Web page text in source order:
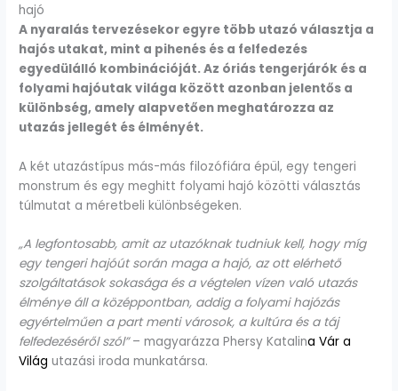
hajó
A nyaralás tervezésekor egyre több utazó választja a
hajós utakat, mint a pihenés és a felfedezés
egyedülálló kombinációját. Az óriás tengerjárók és a
folyami hajóutak világa között azonban jelentős a
különbség, amely alapvetően meghatározza az
utazás jellegét és élményét.
A két utazástípus más-más filozófiára épül, egy tengeri
monstrum és egy meghitt folyami hajó közötti választás
túlmutat a méretbeli különbségeken.
„A legfontosabb, amit az utazóknak tudniuk kell, hogy míg
egy tengeri hajóút során maga a hajó, az ott elérhető
szolgáltatások sokasága és a végtelen vízen való utazás
élménye áll a középpontban, addig a folyami hajózás
egyértelműen a part menti városok, a kultúra és a táj
felfedezéséről szól”– magyarázza Phersy Katalina Vár a
Világ utazási iroda munkatársa.